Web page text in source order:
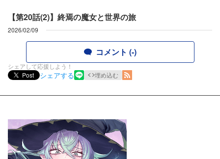
【第20話(2)】終焉の魔女と世界の旅
2026/02/09
コメント (-)
シェアして応援しよう！
Post
シェアする 埋め込む